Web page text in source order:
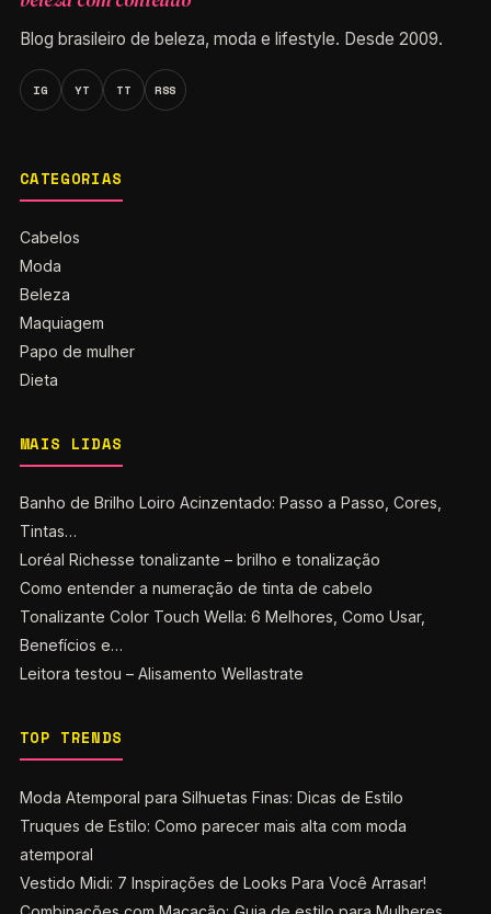
Blog brasileiro de beleza, moda e lifestyle. Desde 2009.
IG YT TT RSS
CATEGORIAS
Cabelos
Moda
Beleza
Maquiagem
Papo de mulher
Dieta
MAIS LIDAS
Banho de Brilho Loiro Acinzentado: Passo a Passo, Cores,
Tintas…
Loréal Richesse tonalizante – brilho e tonalização
Como entender a numeração de tinta de cabelo
Tonalizante Color Touch Wella: 6 Melhores, Como Usar,
Benefícios e…
Leitora testou – Alisamento Wellastrate
TOP TRENDS
Moda Atemporal para Silhuetas Finas: Dicas de Estilo
Truques de Estilo: Como parecer mais alta com moda
atemporal
Vestido Midi: 7 Inspirações de Looks Para Você Arrasar!